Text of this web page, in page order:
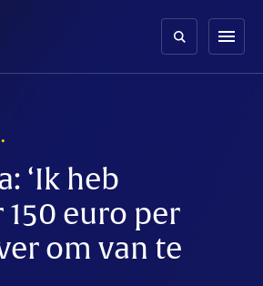
menu
‘Ik heb
euro per
om van te